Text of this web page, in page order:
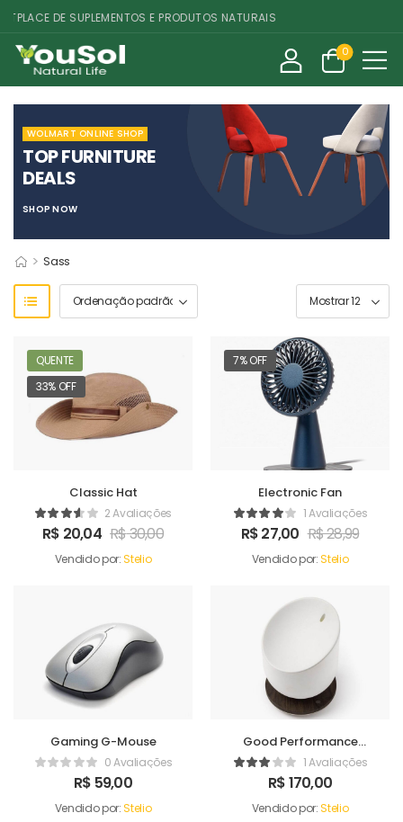
DE SUPLEMENTOS E PRODUTOS NATURAIS
0
WOLMART ONLINE SHOP
TOP FURNITURE
DEALS
SHOP NOW
> Sass
QUENTE
33% OFF
Classic Hat
2 Avaliações
R$ 20,04 R$30,00
Vendido por:Stelio
7% OFF
Electronic Fan
1 Avaliações
R$27,00 R$28,99
Vendido por:Stelio
Gaming G-Mouse
0 Avaliações
R$ 59,00
Vendido por:Stelio
Good Performance
Humidifer1 Avaliações
R$170,00
Vendido por:Stelio